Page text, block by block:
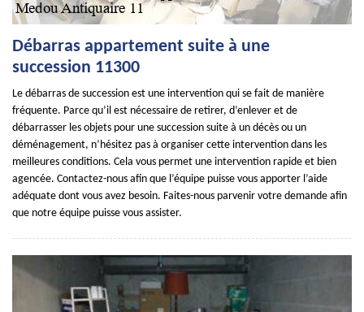
Débarras appartement suite à une
succession 11300
Le débarras de succession est une intervention qui se fait de manière
fréquente. Parce qu’il est nécessaire de retirer, d’enlever et de
débarrasser les objets pour une succession suite à un décès ou un
déménagement, n’hésitez pas à organiser cette intervention dans les
meilleures conditions. Cela vous permet une intervention rapide et bien
agencée. Contactez-nous afin que l’équipe puisse vous apporter l’aide
adéquate dont vous avez besoin. Faites-nous parvenir votre demande afin
que notre équipe puisse vous assister.